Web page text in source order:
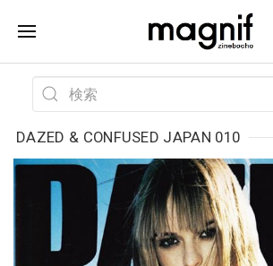
DAZED & CONFUSED JAPAN 010